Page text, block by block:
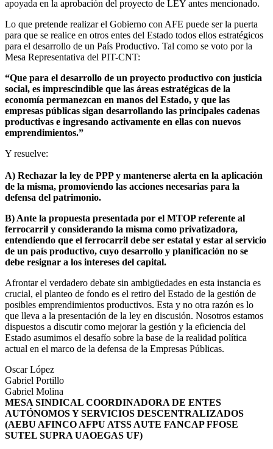
apoyada en la aprobación del proyecto de LEY antes mencionado.
Lo que pretende realizar el Gobierno con AFE puede ser la puerta
para que se realice en otros entes del Estado todos ellos estratégicos
para el desarrollo de un País Productivo. Tal como se voto por la
Mesa Representativa del PIT-CNT:
“Que para el desarrollo de un proyecto productivo con justicia
social, es imprescindible que las áreas estratégicas de la
economía permanezcan en manos del Estado, y que las
empresas públicas sigan desarrollando las principales cadenas
productivas e ingresando activamente en ellas con nuevos
emprendimientos.”
Y resuelve:
A) Rechazar la ley de PPP y mantenerse alerta en la aplicación
de la misma, promoviendo las acciones necesarias para la
defensa del patrimonio.
B) Ante la propuesta presentada por el MTOP referente al
ferrocarril y considerando la misma como privatizadora,
entendiendo que el ferrocarril debe ser estatal y estar al servicio
de un país productivo, cuyo desarrollo y planificación no se
debe resignar a los intereses del capital.
Afrontar el verdadero debate sin ambigüedades en esta instancia es
crucial, el planteo de fondo es el retiro del Estado de la gestión de
posibles emprendimientos productivos. Esta y no otra razón es lo
que lleva a la presentación de la ley en discusión. Nosotros estamos
dispuestos a discutir como mejorar la gestión y la eficiencia del
Estado asumimos el desafío sobre la base de la realidad política
actual en el marco de la defensa de la Empresas Públicas.
Oscar López
Gabriel Portillo
Gabriel Molina
MESA SINDICAL COORDINADORA DE ENTES
AUTÓNOMOS Y SERVICIOS DESCENTRALIZADOS
(AEBU AFINCO AFPU ATSS AUTE FANCAP FFOSE
SUTEL SUPRA UAOEGAS UF)